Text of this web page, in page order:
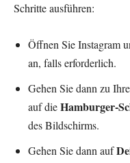
Schritte ausführen:
Öffnen Sie Instagram
an, falls erforderlich.
Gehen Sie dann zu
auf dieHamburger-
des Bildschirms.
Gehen Sie dann auf